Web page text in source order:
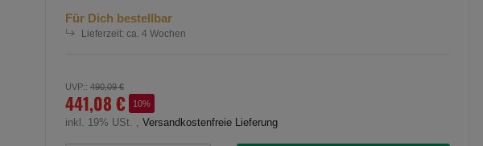
Für Dich bestellbar
Lieferzeit: ca. 4 Wochen
UVP:: 490,09 €
441,08 € 10%
inkl. 19% USt. , Versandkostenfreie Lieferung